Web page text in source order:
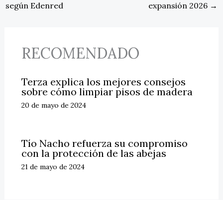
según Edenred
expansión 2026 →
RECOMENDADO
Terza explica los mejores consejos
sobre cómo limpiar pisos de madera
20 de mayo de 2024
Tío Nacho refuerza su compromiso
con la protección de las abejas
21 de mayo de 2024